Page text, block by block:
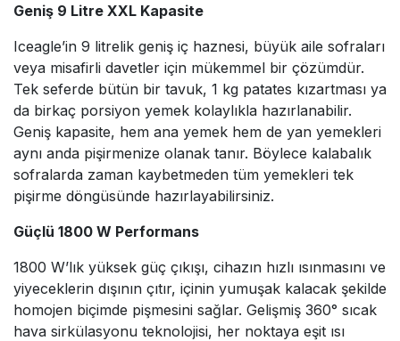
Geniş 9 Litre XXL Kapasite
Iceagle’in 9 litrelik geniş iç haznesi, büyük aile sofraları
veya misafirli davetler için mükemmel bir çözümdür.
Tek seferde bütün bir tavuk, 1 kg patates kızartması ya
da birkaç porsiyon yemek kolaylıkla hazırlanabilir.
Geniş kapasite, hem ana yemek hem de yan yemekleri
aynı anda pişirmenize olanak tanır. Böylece kalabalık
sofralarda zaman kaybetmeden tüm yemekleri tek
pişirme döngüsünde hazırlayabilirsiniz.
Güçlü 1800 W Performans
1800 W’lık yüksek güç çıkışı, cihazın hızlı ısınmasını ve
yiyeceklerin dışının çıtır, içinin yumuşak kalacak şekilde
homojen biçimde pişmesini sağlar. Gelişmiş 360° sıcak
hava sirkülasyonu teknolojisi, her noktaya eşit ısı